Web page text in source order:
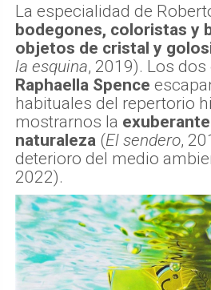
La especialidad de
bodegones, coloristas y
objetos de cristal y
la esquina, 2019). Los
Raphaella Spence
habituales del repertorio
mostrarnos la
naturaleza (El sendero,
deterioro del medio
2022).